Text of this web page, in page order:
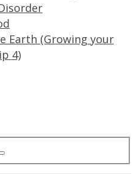
Earth (Growing your
4)